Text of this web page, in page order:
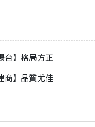
台】格局方正
商】品質尤佳